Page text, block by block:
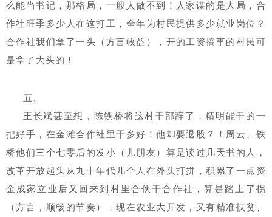
么能当书记，那格局，一般人做不到！人家谋的是大局，合
作社旺季多少人在这打工，全年为村民提供多少就业岗位？
合作社我们拿了一头（方言收益），开的工资搞事的村民可
是拿了大头的！
五、
王长斌甚至想，陈铁桥将这村干部辞了，精明能干的一
把好手，在金滩合作社里干多好！他却要退股？！周云、铁
桥他们三个七零后的发小（儿朋友）算是读过几天书的人，
改革开放起头从九十年代几个人在外头打拼，积累了一点资
金成家立业后又回来到村里合伙干合作社，算是踏上了拐
（方言，顺畅的节奏），现在农业大开发，又有精准扶贫、